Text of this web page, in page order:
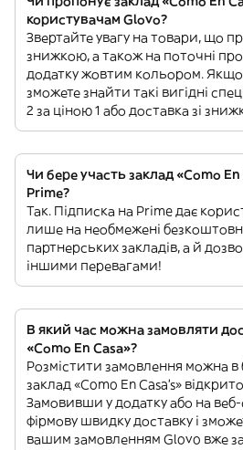
користувачам Glovo?
Звертайте увагу на товари, що
знижкою, а також на поточні
додатку жовтим кольором.
зможете знайти такі вигідні
2 за ціною 1 або доставка зі
Чи бере участь заклад «Como En
Prime?
Так. Підписка на Prime дає
лише на необмежені
партнерських закладів, а й
іншими перевагами!
В який час можна замовляти
«Como En Casa»?
Розмістити замовлення можна
заклад «Como En Casa’s»
Замовивши у додатку або на
фірмову швидку доставку і
вашим замовленням Glovo вже